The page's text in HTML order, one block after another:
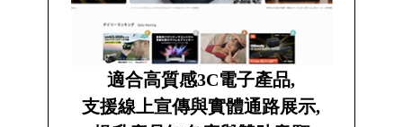
適合高質感3C電子產品,
支援線上宣傳與實體通路展示,